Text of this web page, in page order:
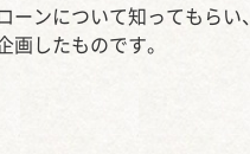
ーンについて知ってもら
画したものです。